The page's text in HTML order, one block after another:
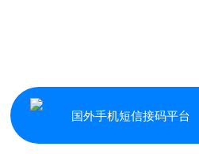
国外手机短信接码平台